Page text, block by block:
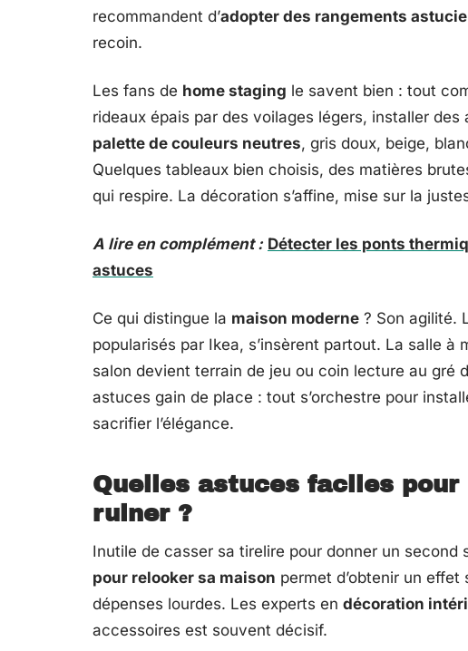
recommandent d’adopter des rangements
recoin.
Les fans de home staging le savent bien : tout
rideaux épais par des voilages légers, installer
palette de couleurs neutres, gris doux, beige,
Quelques tableaux bien choisis, des matières
qui respire. La décoration s’affine, mise sur la
A lire en complément : Détecter les ponts
astuces
Ce qui distingue la maison moderne ? Son agilité.
popularisés par Ikea, s’insèrent partout. La salle
salon devient terrain de jeu ou coin lecture au gré
astuces gain de place : tout s’orchestre pour
sacrifier l’élégance.
Quelles astuces faciles
ruiner ?
Inutile de casser sa tirelire pour donner un second
pour relooker sa maison permet d’obtenir un effet
dépenses lourdes. Les experts en décoration
accessoires est souvent décisif.